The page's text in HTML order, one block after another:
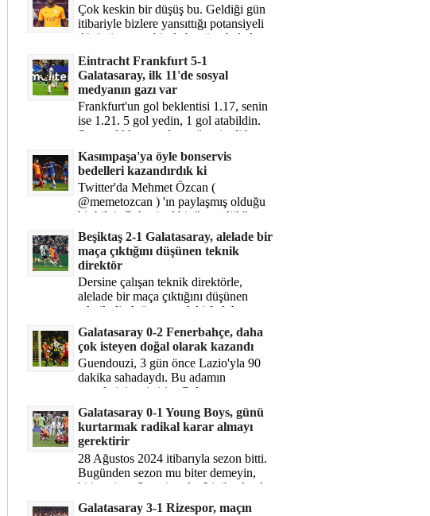
Çok keskin bir düşüş bu. Geldiği gün
itibariyle bizlere yansıttığı potansiyeli
düşünüyorum, bir de bugüne bakalım.
Eintracht Frankfurt 5-1
Galatasaray, ilk 11'de sosyal
medyanın gazı var
Frankfurt'un gol beklentisi 1.17, senin
ise 1.21. 5 gol yedin, 1 gol atabildin.
Şanssızlıkla mı anlatacağız şimdi bu
durumu? Rakibin 5 ş...
Kasımpaşa'ya öyle bonservis
bedelleri kazandırdık ki
Twitter'da Mehmet Özcan (
@memetozcan ) 'ın paylaşmış olduğu
bir bilgi. Çok güzel bir "nostaljik" pas
diyelim. Kasımpaşa...
Beşiktaş 2-1 Galatasaray, alelade bir
maça çıktığını düşünen teknik
direktör
Dersine çalışan teknik direktörle,
alelade bir maça çıktığını düşünen
teknik direktör arasındaki fark bu
işte. Solskjaer'in çalıştığı de...
Galatasaray 0-2 Fenerbahçe, daha
çok isteyen doğal olarak kazandı
Guendouzi, 3 gün önce Lazio'yla 90
dakika sahadaydı. Bu adamın
transferini yetiştirip, Galatasaray
karşısında 11 oynamasını sağlıyorsun....
Galatasaray 0-1 Young Boys, günü
kurtarmak radikal karar almayı
gerektirir
28 Ağustos 2024 itibarıyla sezon bitti.
Bugünden sezon mu biter demeyin,
bitiyor işte. Şampiyonlar Ligi'ne katılım
hakkı senin misyonun ...
Galatasaray 3-1 Rizespor, maçın